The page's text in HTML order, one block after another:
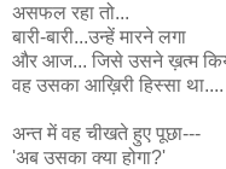
असफल रहा तो...
बारी-बारी...उन्हें मारने लगा
और आज... जिसे उसने ख़त्म
वह उसका आख़िरी हिस्सा था....
अन्त में वह चीखते हुए पूछा---
'अब उसका क्या होगा?'